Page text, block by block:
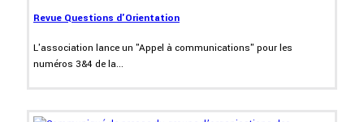
Revue Questions d'Orientation
L'association lance un "Appel à communications" pour les
numéros 3&4 de la...